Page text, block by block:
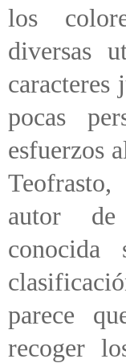
los
diversas
caracteres
pocas
esfuerzos
autor
conocida
parece
recoger